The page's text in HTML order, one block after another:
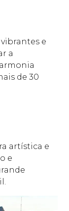
e
a
de 30
artística e
e